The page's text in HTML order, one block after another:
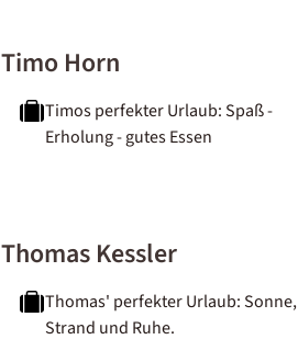
Timo Horn
Timos perfekter Urlaub: Spaß -
Erholung - gutes Essen
Thomas Kessler
Thomas' perfekter Urlaub: Sonne,
Strand und Ruhe.